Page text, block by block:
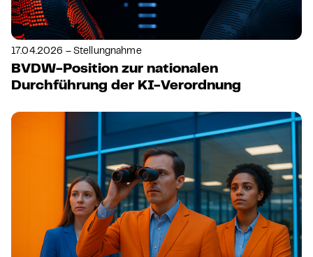
17.04.2026 – Stellungnahme
BVDW-Position zur nationalen
Durchführung der KI-Verordnung